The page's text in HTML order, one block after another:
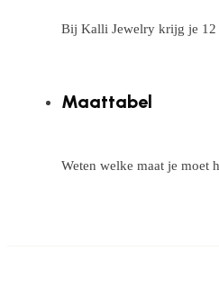
Bij Kalli Jewelry krijg je 12
Maattabel
Weten welke maat je moet